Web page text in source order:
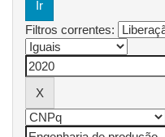
Filtros correntes: